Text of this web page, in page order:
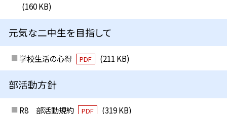
(160 KB)
元気な二中生を目指して
学校生活の心得 PDF (211 KB)
部活動方針
R8 部活動規約 PDF (319 KB)